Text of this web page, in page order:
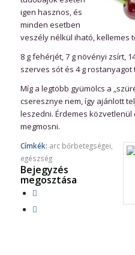
igen hasznos, és
minden esetben
veszély nélkül iható, kellemes
8 g fehérjét, 7 g növényi zsírt,
szerves sót és 4 g
Míg a legtöbb gyümölcs a
cseresznye nem, így ajánlott
leszedni. Érdemes
megmosni.
Címkék: arc bőrbetegségei
egészség
Bejegyzés
megosztása